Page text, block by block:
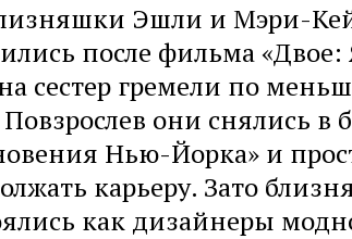
Эшли и Мэри-
после фильма
сестер гремели по
они снялись в
Нью-Йорка» и
карьеру. Зато
как дизайнеры